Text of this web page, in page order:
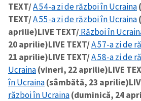
TEXT/A 54-a zi de război în Ucraina
TEXT/A 55-a zi de război în Ucraina
aprilie)LIVE TEXT/Război în
20 aprilie)LIVE TEXT/A 57-a zi de
21 aprilie)LIVE TEXT/A 58-a zi de
Ucraina(vineri, 22 aprilie)LIVE
în Ucraina(sâmbătă, 23 aprilie)
război în Ucraina(duminică, 24